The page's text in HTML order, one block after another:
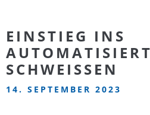
EINSTIEG INS
SCHWEISSEN
14. SEPTEMBER 2023